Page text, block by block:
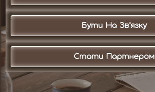
Бути На Зв'язку
Стати Партнером